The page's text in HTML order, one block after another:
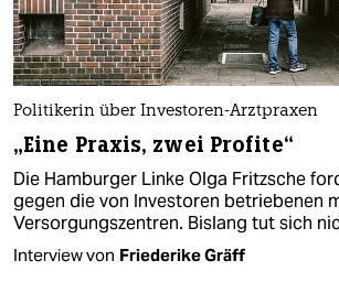
Politikerin über Investoren-Arztpraxen
„Eine Praxis, zwei Profite“
Die Hamburger Linke Olga Fritzsche
gegen die von Investoren betriebenen
Versorgungszentren. Bislang tut sich
Interview von Friederike Gräff